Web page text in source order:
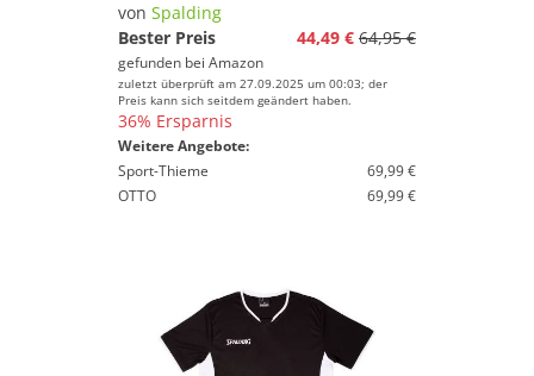
von Spalding
Bester Preis
44,49 € 64,95 €
gefunden bei Amazon
zuletzt überprüft am 27.09.2025 um 00:03; der
Preis kann sich seitdem geändert haben.
36% Ersparnis
Weitere Angebote:
Sport-Thieme
69,99 €
OTTO
69,99 €